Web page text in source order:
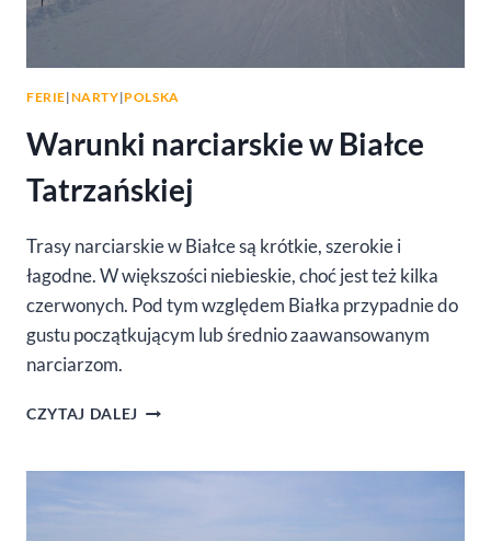
FERIE|NARTY|POLSKA
Warunki narciarskie w Białce
Tatrzańskiej
Trasy narciarskie w Białce są krótkie, szerokie i
łagodne. W większości niebieskie, choć jest też kilka
czerwonych. Pod tym względem Białka przypadnie do
gustu początkującym lub średnio zaawansowanym
narciarzom.
CZYTAJ DALEJ WARUNKI
BIAŁCE